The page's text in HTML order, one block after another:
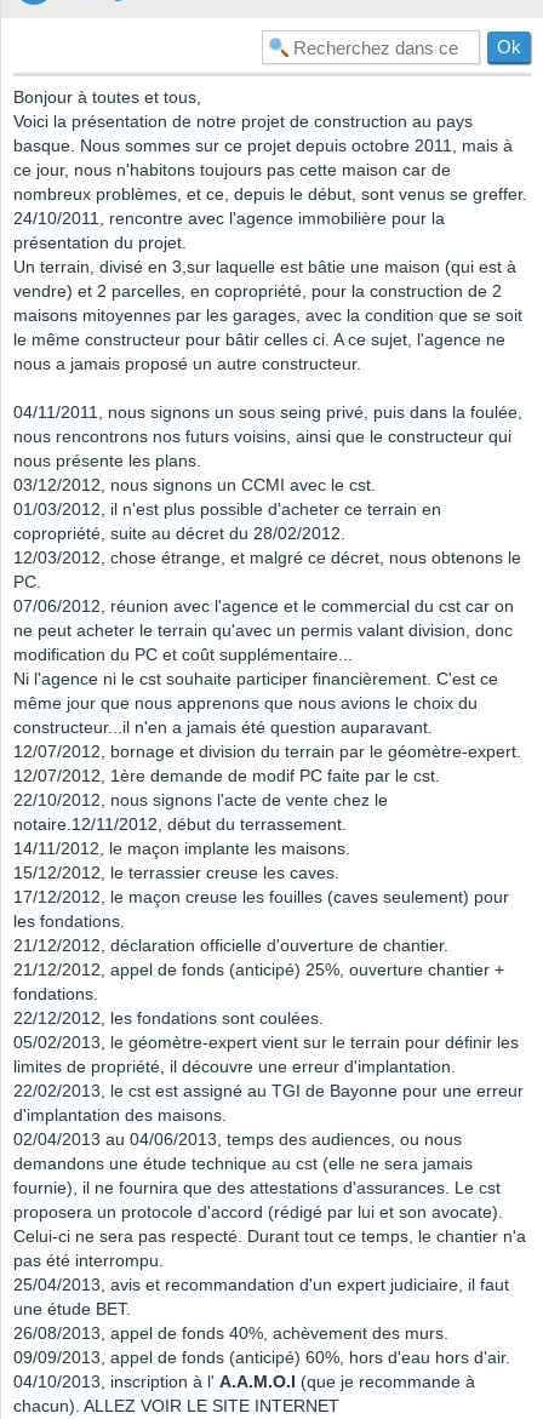
Bonjour à toutes et tous,
Voici la présentation de notre projet de construction au pays
basque. Nous sommes sur ce projet depuis octobre 2011, mais à
ce jour, nous n'habitons toujours pas cette maison car de
nombreux problèmes, et ce, depuis le début, sont venus se greffer.
24/10/2011, rencontre avec l'agence immobilière pour la
présentation du projet.
Un terrain, divisé en 3,sur laquelle est bâtie une maison (qui est à
vendre) et 2 parcelles, en copropriété, pour la construction de 2
maisons mitoyennes par les garages, avec la condition que se soit
le même constructeur pour bâtir celles ci. A ce sujet, l'agence ne
nous a jamais proposé un autre constructeur.
04/11/2011, nous signons un sous seing privé, puis dans la foulée,
nous rencontrons nos futurs voisins, ainsi que le constructeur qui
nous présente les plans.
03/12/2012, nous signons un CCMI avec le cst.
01/03/2012, il n'est plus possible d'acheter ce terrain en
copropriété, suite au décret du 28/02/2012.
12/03/2012, chose étrange, et malgré ce décret, nous obtenons le
PC.
07/06/2012, réunion avec l'agence et le commercial du cst car on
ne peut acheter le terrain qu'avec un permis valant division, donc
modification du PC et coût supplémentaire...
Ni l'agence ni le cst souhaite participer financièrement. C'est ce
même jour que nous apprenons que nous avions le choix du
constructeur...il n'en a jamais été question auparavant.
12/07/2012, bornage et division du terrain par le géomètre-expert.
12/07/2012, 1ère demande de modif PC faite par le cst.
22/10/2012, nous signons l'acte de vente chez le
notaire.12/11/2012, début du terrassement.
14/11/2012, le maçon implante les maisons.
15/12/2012, le terrassier creuse les caves.
17/12/2012, le maçon creuse les fouilles (caves seulement) pour
les fondations.
21/12/2012, déclaration officielle d'ouverture de chantier.
21/12/2012, appel de fonds (anticipé) 25%, ouverture chantier +
fondations.
22/12/2012, les fondations sont coulées.
05/02/2013, le géomètre-expert vient sur le terrain pour définir les
limites de propriété, il découvre une erreur d'implantation.
22/02/2013, le cst est assigné au TGI de Bayonne pour une erreur
d'implantation des maisons.
02/04/2013 au 04/06/2013, temps des audiences, ou nous
demandons une étude technique au cst (elle ne sera jamais
fournie), il ne fournira que des attestations d'assurances. Le cst
proposera un protocole d'accord (rédigé par lui et son avocate).
Celui-ci ne sera pas respecté. Durant tout ce temps, le chantier n'a
pas été interrompu.
25/04/2013, avis et recommandation d'un expert judiciaire, il faut
une étude BET.
26/08/2013, appel de fonds 40%, achèvement des murs.
09/09/2013, appel de fonds (anticipé) 60%, hors d'eau hors d'air.
04/10/2013, inscription à l' A.A.M.O.I (que je recommande à
chacun). ALLEZ VOIR LE SITE INTERNET